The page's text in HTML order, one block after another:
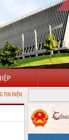
ĐẮK LẮK